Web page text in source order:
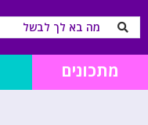
מתכונים